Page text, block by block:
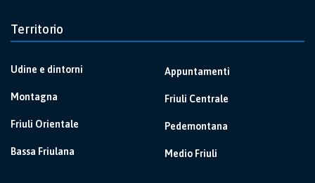
Territorio
Udine e dintorni
Montagna
Friuli Orientale
Bassa Friulana
Appuntamenti
Friuli Centrale
Pedemontana
Medio Friuli